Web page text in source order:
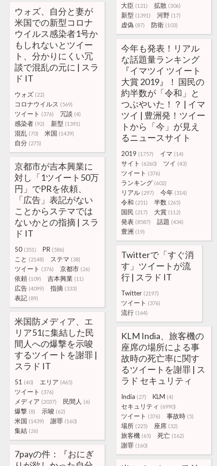
大臣 (121) 拡散 (306)
新型 (1391) 河野 (17)
虚偽 (87) 防衛 (103)
ウォズ、自分と妻が
米国での新型コロナ
ウイルス感染者1号か
もしれないとツイー
ト、分かりにくい冗
談で混乱の元に | スラ
ド IT
ウォズ (22)
コロナウイルス (569)
ツイート (376) 冗談 (4)
感染者 (92) 新型 (1391)
混乱 (70) 米国 (1439)
自分 (275)
今年も発表！リアル
な話題量ランキング
『イマツイ ツイート
大賞 2019』！ 国民の
約半数が「令和」と
つぶやいた！？ | イマ
ツイ | 豊洲発！ツイー
トから「今」が見え
るニュースサイト
2019 (1757) イマ (14)
サイト (6260) ツイ (43)
ツイート (376)
ランキング (602)
リアル (297) 今年 (314)
令和 (251) 半数 (265)
国民 (217) 大賞 (112)
発表 (8587) 話題 (434)
豊洲 (19)
京都市が吉本興業に
対し「1ツイート50万
円」でPRを依頼、
「広告」表記がない
ことからステマでは
ないかとの指摘 | スラ
ド IT
50 (351) PR (586)
こと (2148) ステマ (38)
ツイート (376) 京都市 (26)
依頼 (109) 吉本興業 (11)
広告 (4099) 指摘 (333)
表記 (89)
Twitterで「すぐ消
す」ツイートが流
行 | スラド IT
Twitter (2197)
ツイート (376)
流行 (164)
米国防メディア、エ
リア51に集結した民
間人への爆撃を示唆
するツイートを謝罪 |
スラド IT
51 (40) エリア (465)
ツイート (376)
メディア (2037) 民間人 (6)
爆撃 (8) 示唆 (62)
米国 (1439) 謝罪 (160)
集結 (26)
KLM India、旅客機の
座席の場所による事
故時の死亡率に関す
るツイートを謝罪 | ス
ラド セキュリティ
India (27) KLM (4)
セキュリティ (6990)
ツイート (376) 事故時 (5)
場所 (225) 座席 (32)
旅客機 (65) 死亡 (162)
謝罪 (160)
7payの件：『おにぎ